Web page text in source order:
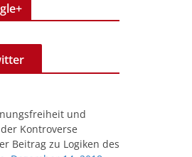
und
Kontroverse
Beitrag zu Logiken des